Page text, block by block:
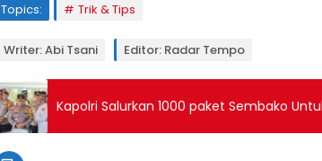
Topics:
Trik & Tips
Writer: Abi Tsani Editor: Radar Tempo
Kapolri Salurkan 1000 paket Sembako